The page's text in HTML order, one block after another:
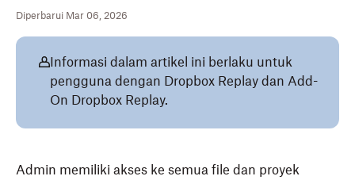
Diperbarui Mar 06, 2026
Informasi dalam artikel ini berlaku untuk
pengguna dengan Dropbox Replay dan Add-
On Dropbox Replay.
Admin memiliki akses ke semua file dan proyek